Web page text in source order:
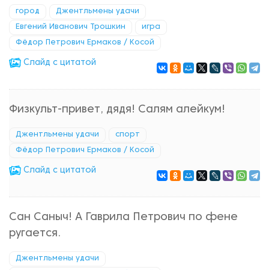
город Джентльмены удачи
Евгений Иванович Трошкин игра
Фёдор Петрович Ермаков / Косой
Cлайд с цитатой
Физкульт-привет, дядя! Салям алейкум!
Джентльмены удачи спорт
Фёдор Петрович Ермаков / Косой
Cлайд с цитатой
Сан Саныч! А Гаврила Петрович по фене
ругается.
Джентльмены удачи